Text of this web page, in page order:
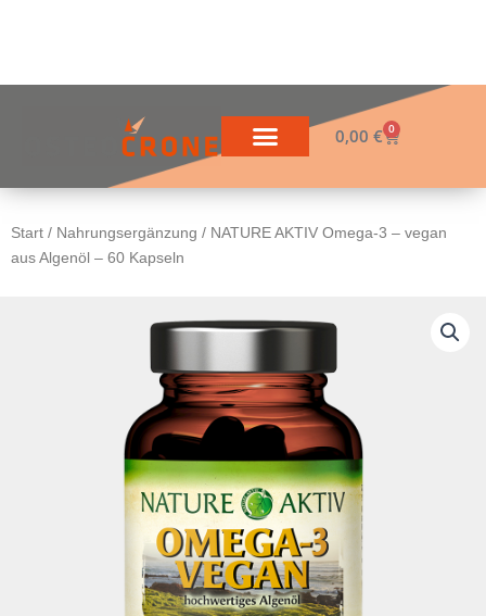
0,00€ 0
Warenkorb
Start / Nahrungsergänzung / NATURE AKTIV Omega-3 – vegan
aus Algenöl – 60 Kapseln